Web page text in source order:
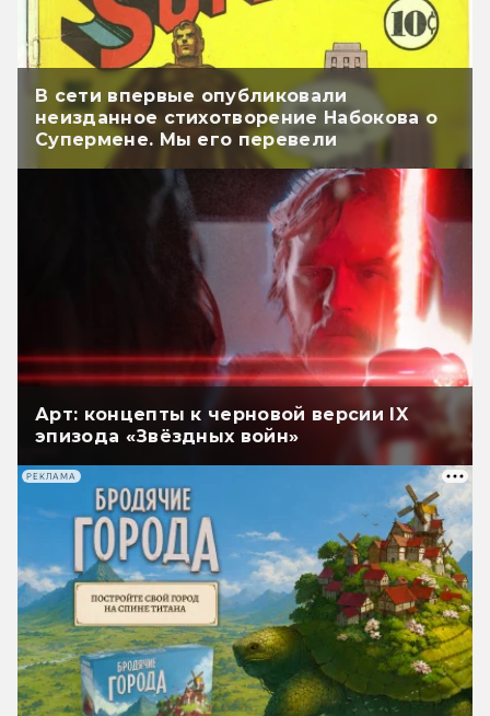
В сети впервые опубликовали
неизданное стихотворение Набокова о
Супермене. Мы его перевели
Арт: концепты к черновой версии IX
эпизода «Звёздных войн»
РЕКЛАМА